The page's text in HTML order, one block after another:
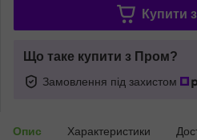
Купити з
Що таке купити з Пром?
Замовлення під захистом
Опис Характеристики